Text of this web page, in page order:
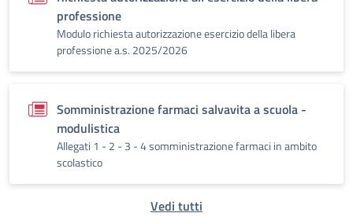
professione
Modulo richiesta autorizzazione esercizio della libera
professione a.s. 2025/2026
Somministrazione farmaci salvavita a scuola -
modulistica
Allegati 1 - 2 - 3 - 4 somministrazione farmaci in ambito
scolastico
Vedi tutti